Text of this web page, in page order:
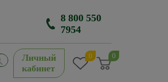
8 800 550
7954
Личный
кабинет
0 0